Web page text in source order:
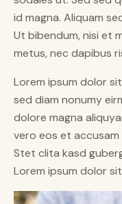
id magna. Aliquam
Ut bibendum, nisi et
metus, nec dapibus
Lorem ipsum dolor
sed diam nonumy
dolore magna
vero eos et
Stet clita kasd
Lorem ipsum dolor